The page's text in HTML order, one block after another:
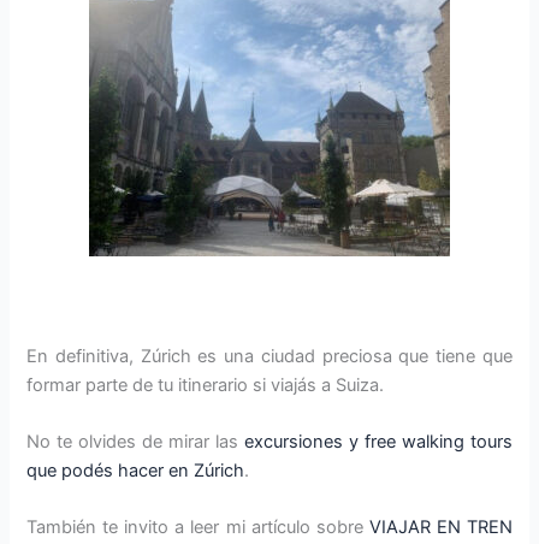
En definitiva, Zúrich es una ciudad preciosa que tiene que
formar parte de tu itinerario si viajás a Suiza.
No te olvides de mirar las excursiones y free walking tours
que podés hacer en Zúrich.
También te invito a leer mi artículo sobre VIAJAR EN TREN